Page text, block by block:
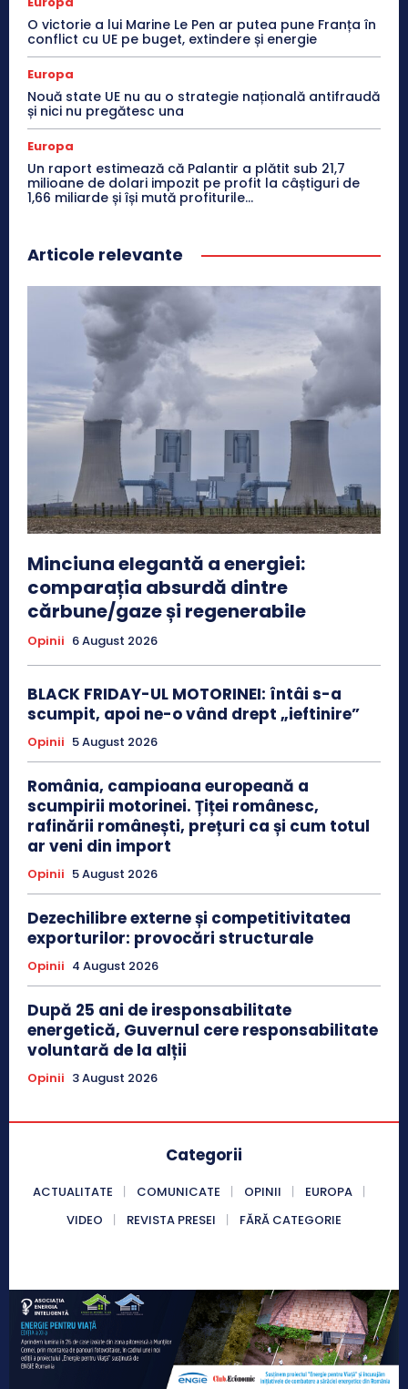
O victorie a lui Marine Le Pen ar putea pune Franța în
conflict cu UE pe buget, extindere și energie
Europa
Nouă state UE nu au o strategie națională antifraudă
și nici nu pregătesc una
Europa
Un raport estimează că Palantir a plătit sub 21,7
milioane de dolari impozit pe profit la câștiguri de
1,66 miliarde și își mută profiturile...
Articole relevante
Minciuna elegantă a energiei:
comparația absurdă dintre
cărbune/gaze și regenerabile
Opinii 6 August 2026
BLACK FRIDAY-UL MOTORINEI: întâi s-a
scumpit, apoi ne-o vând drept „ieftinire”
Opinii 5 August 2026
România, campioana europeană a
scumpirii motorinei. Țiței românesc,
rafinării românești, prețuri ca și cum totul
ar veni din import
Opinii 5 August 2026
Dezechilibre externe și competitivitatea
exporturilor: provocări structurale
Opinii 4 August 2026
După 25 ani de iresponsabilitate
energetică, Guvernul cere responsabilitate
voluntară de la alții
Opinii 3 August 2026
Categorii
ACTUALITATE COMUNICATE OPINII
EUROPA
VIDEO
REVISTA PRESEI FĂRĂ CATEGORIE